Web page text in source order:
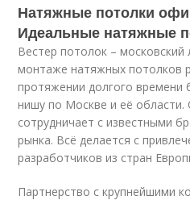
Натяжные потолки
Идеальные натяжные
Вестер потолок – московский
монтаже натяжных потолков
протяжении долгого времени
нишу по Москве и её области.
сотрудничает с известными
рынка. Всё делается с
разработчиков из стран
Партнерство с крупнейшими